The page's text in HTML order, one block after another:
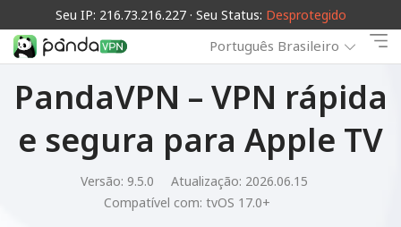
Seu IP: 216.73.216.227 · Seu Status: Desprotegido
Português Brasileiro
PandaVPN – VPN rápida
e segura para Apple TV
Versão: 9.5.0
Atualização: 2026.06.15
Compatível com: tvOS 17.0+